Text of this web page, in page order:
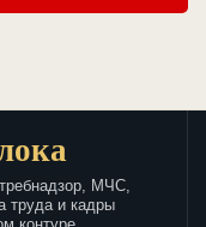
МЧС,
труда и кадры